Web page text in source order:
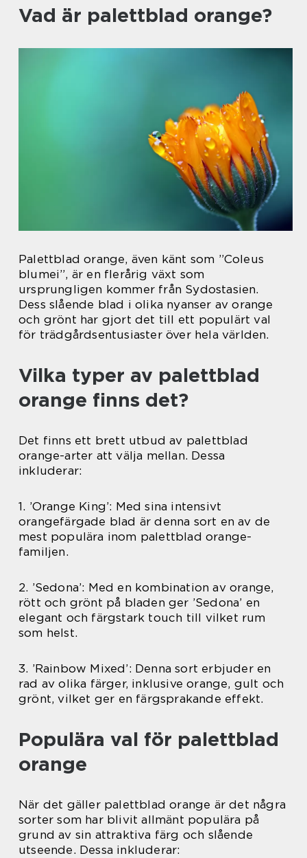
Vad är palettblad orange?
Palettblad orange, även känt som ”Coleus
blumei”, är en flerårig växt som
ursprungligen kommer från Sydostasien.
Dess slående blad i olika nyanser av orange
och grönt har gjort det till ett populärt val
för trädgårdsentusiaster över hela världen.
Vilka typer av palettblad
orange finns det?
Det finns ett brett utbud av palettblad
orange-arter att välja mellan. Dessa
inkluderar:
1. ’Orange King’: Med sina intensivt
orangefärgade blad är denna sort en av de
mest populära inom palettblad orange-
familjen.
2. ’Sedona’: Med en kombination av orange,
rött och grönt på bladen ger ’Sedona’ en
elegant och färgstark touch till vilket rum
som helst.
3. ’Rainbow Mixed’: Denna sort erbjuder en
rad av olika färger, inklusive orange, gult och
grönt, vilket ger en färgsprakande effekt.
Populära val för palettblad
orange
När det gäller palettblad orange är det några
sorter som har blivit allmänt populära på
grund av sin attraktiva färg och slående
utseende. Dessa inkluderar: